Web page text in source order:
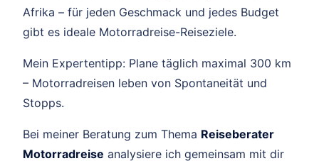
Afrika – für jeden Geschmack und jedes Budget
gibt es ideale Motorradreise-Reiseziele.
Mein Expertentipp: Plane täglich maximal 300 km
– Motorradreisen leben von Spontaneität und
Stopps.
Bei meiner Beratung zum Thema Reiseberater
Motorradreise analysiere ich gemeinsam mit dir